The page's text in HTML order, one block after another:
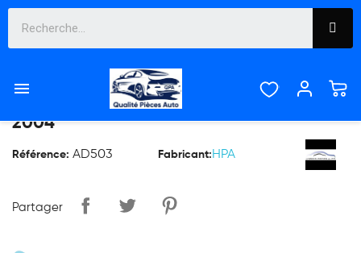

AILE AVANT GAUCHE AUDI A4 DE 2001 À
2004
Référence: AD503 Fabricant: HPA
Partager